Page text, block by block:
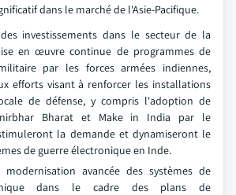
dans le marché de l'Asie-Pacifique.
investissements dans le secteur de la
en œuvre continue de programmes de
par les forces armées indiennes,
efforts visant à renforcer les installations
de défense, y compris l'adoption de
Bharat et Make in India par le
la demande et dynamiseront le
de guerre électronique en Inde.
modernisation avancée des systèmes de
dans le cadre des plans de